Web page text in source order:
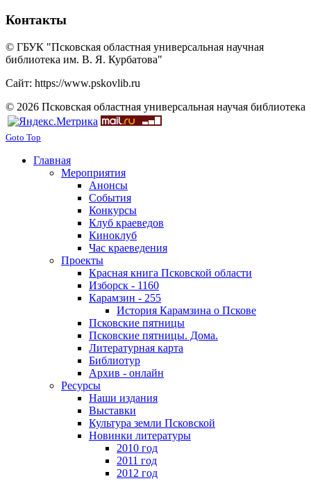
Контакты
© ГБУК "Псковская областная универсальная научная
библиотека им. В. Я. Курбатова"
Сайт: https://www.pskovlib.ru
© 2026 Псковская областная универсальная научая библиотека
Goto Top
Главная
Мероприятия
Анонсы
События
Конкурсы
Клуб краеведов
Киноклуб
Час краеведения
Проекты
Красная книга Псковской области
Изборск - 1160
Карамзин - 255
История Карамзина о Пскове
Псковские пятницы
Псковские пятницы. Дома.
Литературная карта
Библиотур
Архив - онлайн
Ресурсы
Наши издания
Выставки
Культура земли Псковской
Новинки литературы
2010 год
2011 год
2012 год